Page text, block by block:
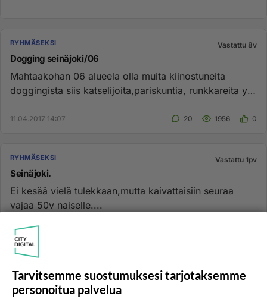
RYHMÄSEKSI Vastattu 8v
Dogging seinäjoki/06
Mahtaakohan 06 alueela olla muita kiinostuneita
doggingista siis katselijoita,pariskuntia, runkkareita ym
11.04.2017 14:07 20 1956 0
RYHMÄSEKSI Vastattu 1pv
Seinäjoki.
Ei kesää vielä tulekkaan,mutta kaivattaisiin seuraa
vajaa 50v naiselle....
24.04.2026 07:52
RYHMÄSEKSI Vastattu 1pv
Seinäjoki/lähialueet.
Tarvitsemme suostumuksesi tarjotaksemme
personoitua palvelua